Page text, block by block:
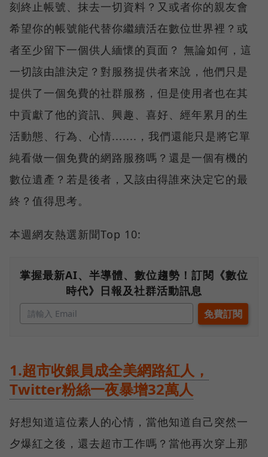
刻終止帳號、抹去一切資料？又或者你的親友會
希望你的帳號能代替你繼續活在數位世界裡？或
者至少留下一個供人緬懷的頁面？ 無論如何，這
一切該由誰決定？對服務提供者來說，他們只是
提供了一個免費的社群服務，但是使用者也在其
中貢獻了他的資訊、興趣、喜好、經年累月的生
活動態、行為、心情.......，我們還能只是將它單
純看做一個免費的網路服務嗎？還是一個有機的
數位遺產？若是後者，又該由得誰來決定它的最
終？值得思考。
本週網友熱選新聞Top 10:
掌握最新AI、半導體、數位趨勢！訂閱《數位
時代》日報及社群活動訊息
1.超市收銀員成全美網路紅人，
Twitter粉絲一夜暴增32萬人
好想知道這位素人的心情，當他知道自己突然一
夕爆紅之後，還去超市工作嗎？當他再次穿上那